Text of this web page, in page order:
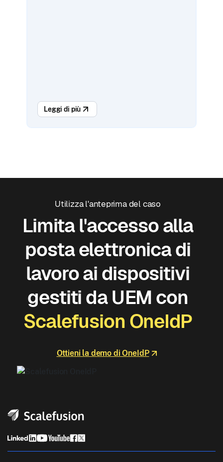
Leggi di più
Utilizza l'anteprima del caso
Limita l'accesso alla
posta elettronica di
lavoro ai dispositivi
gestiti da UEM con
Scalefusion OneIdP
Ottieni la demo di OneIdP